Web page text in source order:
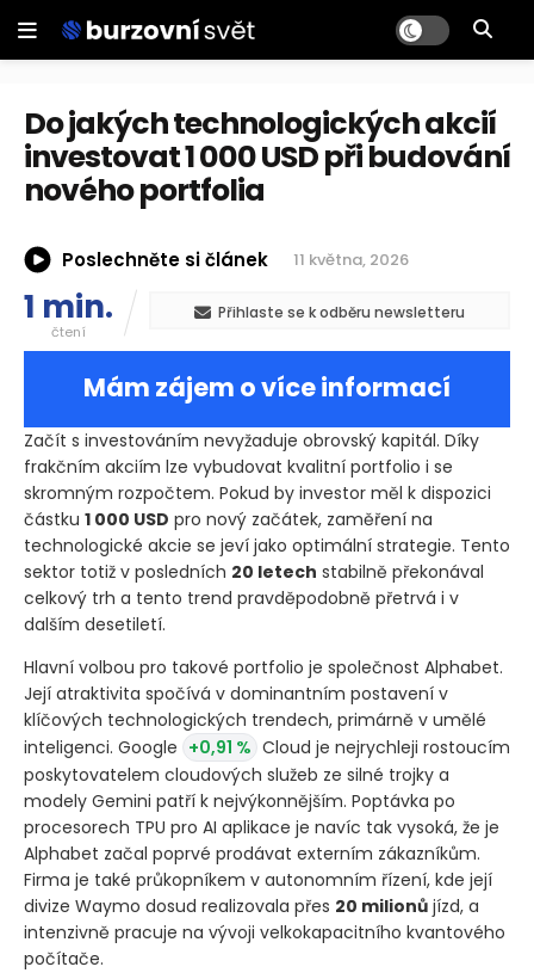
Do jakých technologických akcií
investovat 1 000 USD při budování
nového portfolia
Poslechněte si článek 11 května, 2026
1 min.
čtení
Přihlaste se k odběru newsletteru
Mám zájem o více informací
Začít s investováním nevyžaduje obrovský kapitál. Díky
frakčním akciím lze vybudovat kvalitní portfolio i se
skromným rozpočtem. Pokud by investor měl k dispozici
částku 1 000 USD pro nový začátek, zaměření na
technologické akcie se jeví jako optimální strategie. Tento
sektor totiž v posledních 20 letech stabilně překonával
celkový trh a tento trend pravděpodobně přetrvá i v
dalším desetiletí.
Hlavní volbou pro takové portfolio je společnost Alphabet.
Její atraktivita spočívá v dominantním postavení v
klíčových technologických trendech, primárně v umělé
inteligenci. Google +0,91 % Cloud je nejrychleji rostoucím
poskytovatelem cloudových služeb ze silné trojky a
modely Gemini patří k nejvýkonnějším. Poptávka po
procesorech TPU pro AI aplikace je navíc tak vysoká, že je
Alphabet začal poprvé prodávat externím zákazníkům.
Firma je také průkopníkem v autonomním řízení, kde její
divize Waymo dosud realizovala přes 20 milionů jízd, a
intenzivně pracuje na vývoji velkokapacitního kvantového
počítače.